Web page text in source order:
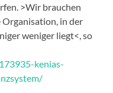
>Wir brauchen
Organisation, in der
weniger liegt<, so
kenias-